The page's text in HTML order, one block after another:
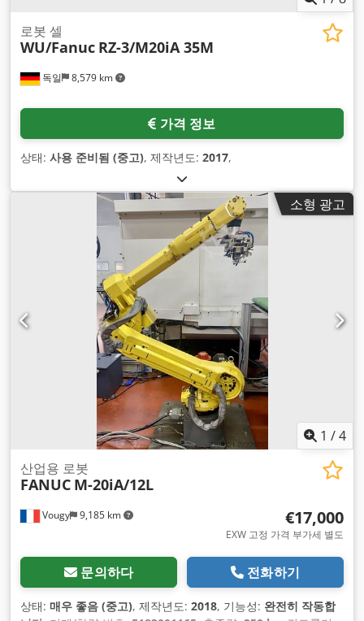
독일 8,579 km
로봇 셀
WU/Fanuc RZ-3/M20iA 35M
가격 정보
상태: 사용 준비됨 (중고), 제작년도: 2017,
소형 광고
1 /4
Vougy 9,185 km
산업용 로봇
FANUC M-20iA/12L
€17,000
EXW 고정 가격 부가세 별도
문의하다 전화하기
상태: 매우 좋음 (중고), 제작년도: 2018, 기능성: 완전히 작동합